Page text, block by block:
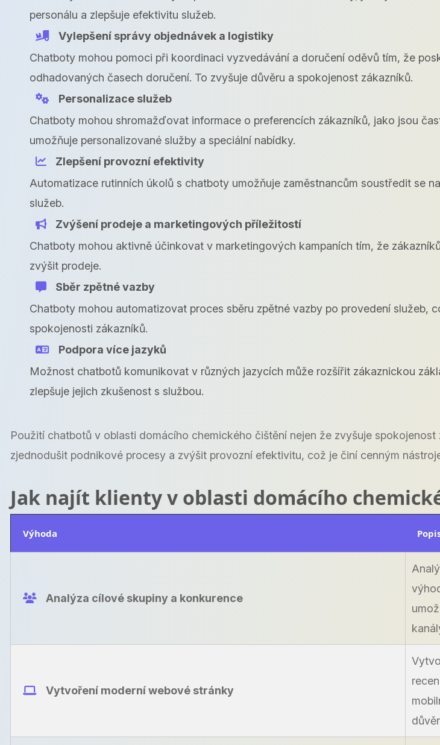
personálu a zlepšuje efektivitu služeb.
Vylepšení správy objednávek a logistiky
Chatboty mohou pomoci při koordinaci vyzvedávání a doručení oděvů tím, že
odhadovaných časech doručení. To zvyšuje důvěru a spokojenost zákazníků.
Personalizace služeb
Chatboty mohou shromažďovat informace o preferencích zákazníků, jako jsou
umožňuje personalizované služby a speciální nabídky.
Zlepšení provozní efektivity
Automatizace rutinních úkolů s chatboty umožňuje zaměstnancům soustředit se
služeb.
Zvýšení prodeje a marketingových příležitostí
Chatboty mohou aktivně účinkovat v marketingových kampaních tím, že
zvýšit prodeje.
Sběr zpětné vazby
Chatboty mohou automatizovat proces sběru zpětné vazby po provedení služeb,
spokojenosti zákazníků.
Podpora více jazyků
Možnost chatbotů komunikovat v různých jazycích může rozšířit zákaznickou
zlepšuje jejich zkušenost s službou.
Použití chatbotů v oblasti domácího chemického čištění nejen že zvyšuje
zjednodušit podnikové procesy a zvýšit provozní efektivitu, což je činí cenným
Jak najít klienty v oblasti domácího
Výhoda
Analýza cílové skupiny a konkurence
Vytvoření moderní webové stránky